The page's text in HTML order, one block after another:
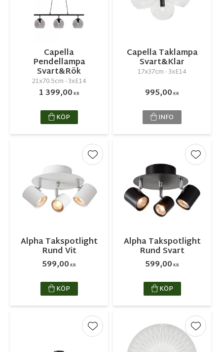
Capella
Pendellampa
Svart&Rök
21x70.5cm - 3xE14
1 399,00KR
KÖP
Capella Taklampa
Svart&Klar
17x37cm - 3xE14
995,00KR
INFO
Alpha Takspotlight
Rund Vit
599,00KR
Lägg till i favoriter
KÖP
Alpha Takspotlight
Rund Svart
599,00KR
Lägg
KÖP
Lägg till i favoriter Lägg